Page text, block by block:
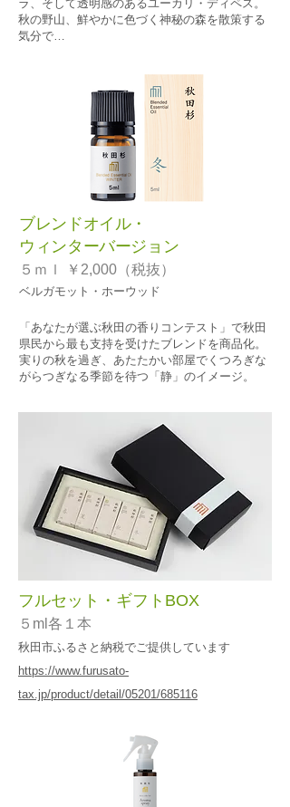
ラ、そして透明感のあるユーカリ・ディペス。
秋の野山、鮮やかに色づく神秘の森を散策する
気分で…
ブレンドオイル・
ウィンターバージョン
​５ｍｌ ￥2,000（税抜）
ベルガモット・ホーウッド
「あなたが選ぶ秋田の香りコンテスト」で秋田
県民から最も支持を受けたブレンドを商品化。
実りの秋を過ぎ、あたたかい部屋でくつろぎな
がらつぎなる季節を待つ「静」のイメージ。
フルセット・ギフトBOX
５ml各１本
秋田市ふるさと納税でご提供しています
https://www.furusato-
tax.jp/product/detail/05201/685116